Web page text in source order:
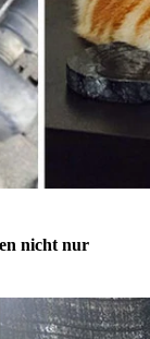
nicht nur